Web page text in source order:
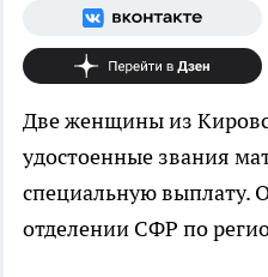
Две женщины из
удостоенные звания
специальную выплату.
отделении СФР по